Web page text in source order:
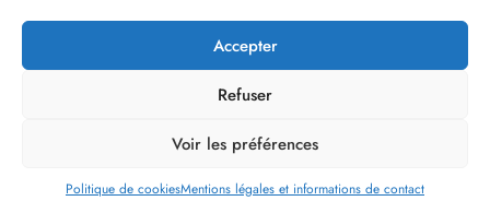
Accepter
Refuser
Voir les préférences
Politique de cookiesMentions légales et informations de contact